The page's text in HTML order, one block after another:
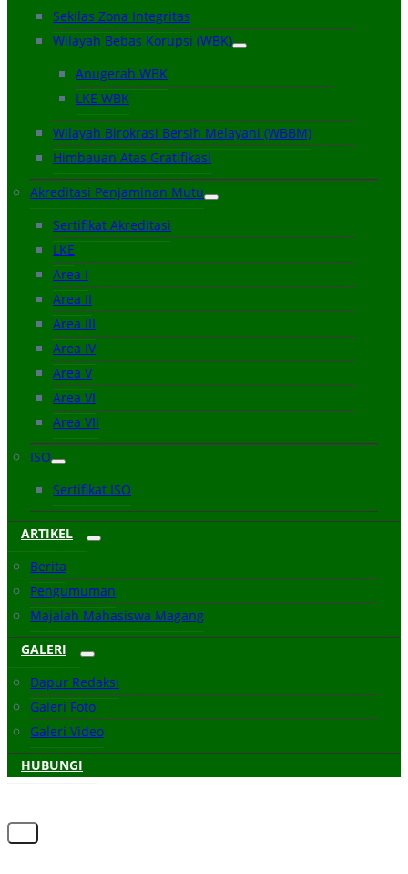
Sekilas Zona Integritas
Wilayah Bebas Korupsi (WBK)
Anugerah WBK
LKE WBK
Wilayah Birokrasi Bersih Melayani (WBBM)
Himbauan Atas Gratifikasi
Akreditasi Penjaminan Mutu
Sertifikat Akreditasi
LKE
Area I
Area II
Area III
Area IV
Area V
Area VI
Area VII
ISO
Sertifikat ISO
ARTIKEL
Berita
Pengumuman
Majalah Mahasiswa Magang
GALERI
Dapur Redaksi
Galeri Foto
Galeri Video
HUBUNGI